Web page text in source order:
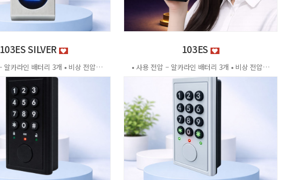
103ES SILVER
• 사용 전압 – 알카라인 배터리 3개 • 비상 전압 - DC3.2V±0.2V • 전력 소비량 – 정전류 : ≤30μA 동작전류 : ≤150 MA • 사용 환경 – 온도 : 0℃ ~ +70℃ 습도 : RH 20% ~ RH95%RH 사용방법 < 잠금방법 > - 비밀번호 4자리 숫자를 입력하면 문이 자동으로 잠깁니다. < 찾는방법> - 입력했던 비밀번호 4자리 숫자를 누르면 자동으로 문이 열립니다. - 비밀번호를 잊었을 경우 마스터키 사용 가능 특징 - 마스터키 10개까지 등록가능 - 버튼백라이트 - 배터리 방전 시 외부전원 공급기 사용가능 - 자동/수동 잠금 설정 가능 - 마스터 비밀번호 설정 가능 - 무음모드 가능 - 125Khz
103ES
• 사용 전압 – 알카라인 배터리 3개 • 비상 전압 - DC3.2V±0.2V • 전력 소비량 – 정전류 : ≤30μA 동작전류 : ≤150 MA • 사용 환경 – 온도 : 0℃ ~ +70℃ 습도 : RH 20% ~ RH95%RH 사용방법 < 잠금방법 > - 비밀번호 4자리 숫자를 입력하면 문이 자동으로 잠깁니다. < 찾는방법> - 입력했던 비밀번호 4자리 숫자를 누르면 자동으로 문이 열립니다. - 비밀번호를 잊었을 경우 마스터키 사용 가능 특징 - 마스터키 10개까지 등록가능 - 버튼백라이트 - 배터리 방전 시 외부전원 공급기 사용가능 - 자동/수동 잠금 설정 가능 - 마스터 비밀번호 설정 가능 - 무음모드 가능 - 125Khz [이 게시물은 관리자님에 의해 2026-06-18 11:43:04 제품소개에서 복사 됨]